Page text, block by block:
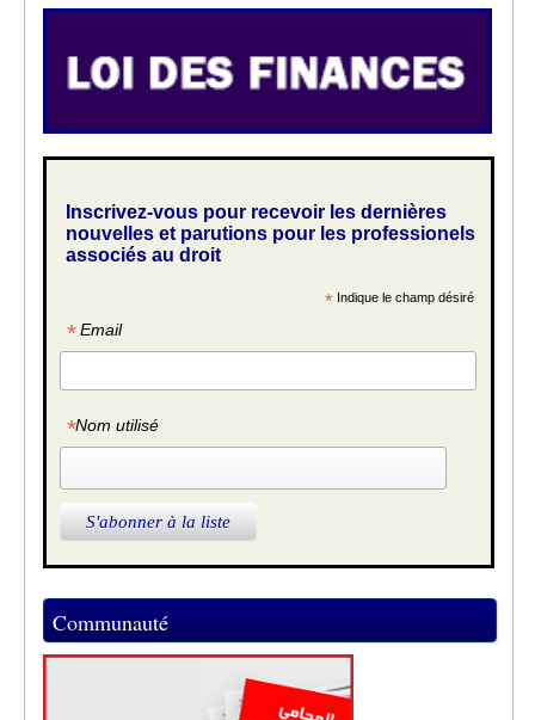
Inscrivez-vous pour recevoir les dernières
nouvelles et parutions pour les professionels
associés au droit
*Indique le champ désiré
*Email
*Nom utilisé
Communauté